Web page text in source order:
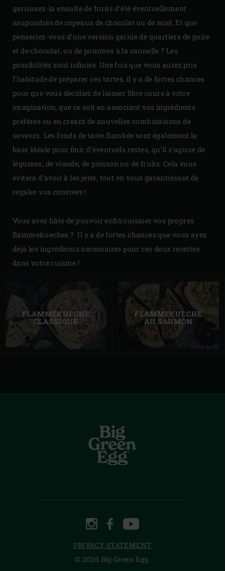
garnissez-la ensuite de fruits d’été éventuellement
saupoudrés de copeaux de chocolat ou de miel. Et que
penseriez-vous d’une version garnie de quartiers de poire
et de chocolat, ou de pommes à la cannelle ? Les
possibilités sont infinies. Une fois que vous aurez pris
l’habitude de préparer ces tartes, il y a de fortes chances
pour que vous décidiez de laisser libre cours à votre
imagination, que ce soit en associant vos ingrédients
préférés ou en créant de nouvelles combinaisons de
saveurs. Les fonds de tarte flambée sont également la
base idéale pour finir d’éventuels restes, qu’il s’agisse de
légumes, de viande, de poisson ou de fruits. Cela vous
évitera d’avoir à les jeter, tout en vous garantissant de
régaler vos convives !
Vous avez hâte de pouvoir enfin cuisiner vos propres
flammekueches ? Il y a de fortes chances que vous ayez
déjà les ingrédients nécessaires pour ces deux recettes
dans votre cuisine !
FLAMMEKUECHE
CLASSIQUE
FLAMMEKUECHE
AU SAUMON
INSTAGRAM
FACEBOOKYOUTUBE
PRIVACY STATEMENT
© 2026 Big Green Egg.